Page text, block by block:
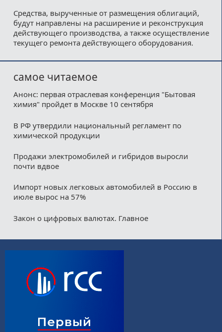
Средства, вырученные от размещения облигаций,
будут направлены на расширение и реконструкция
действующего производства, а также осуществление
текущего ремонта действующего оборудования.
самое читаемое
Анонс: первая отраслевая конференция "Бытовая
химия" пройдет в Москве 10 сентября
В РФ утвердили национальный регламент по
химической продукции
Продажи электромобилей и гибридов выросли
почти вдвое
Импорт новых легковых автомобилей в Россию в
июле вырос на 57%
Закон о цифровых валютах. Главное